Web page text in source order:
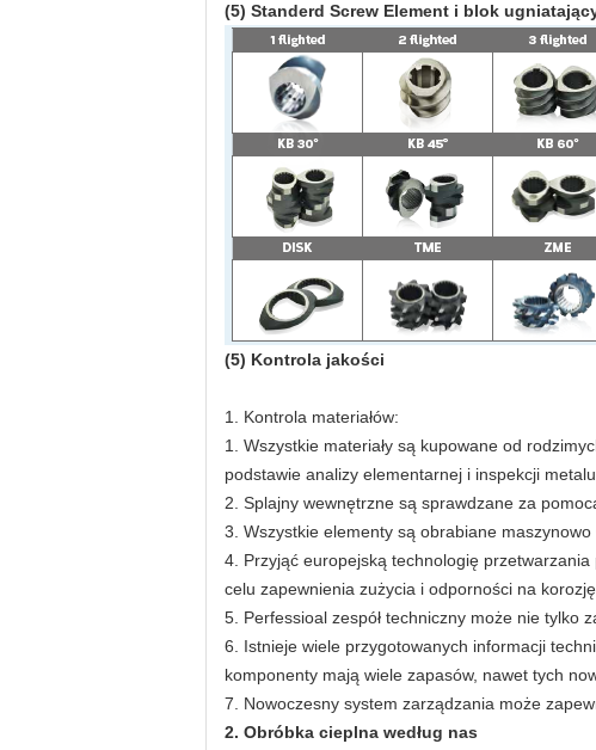
(5) Standerd Screw Element i blok
(5) Kontrola jakości
1. Kontrola materiałów:
1. Wszystkie materiały są kupowane od
podstawie analizy elementarnej i inspekcji
2. Splajny wewnętrzne są sprawdzane za
3. Wszystkie elementy są obrabiane
4. Przyjąć europejską technologię
celu zapewnienia zużycia i odporności na
5. Perfessioal zespół techniczny może nie tylko
6. Istnieje wiele przygotowanych informacji
komponenty mają wiele zapasów, nawet tych
7. Nowoczesny system zarządzania może
2. Obróbka cieplna według nas